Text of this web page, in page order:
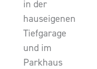
in der
hauseigenen
Tiefgarage
und im
Parkhaus